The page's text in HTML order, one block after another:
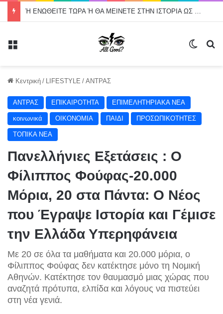
Ή ΕΝΩΘΕΙΤΕ ΤΩΡΑ Ή ΘΑ ΜΕΙΝΕΤΕ ΣΤΗΝ ΙΣΤΟΡΙΑ ΩΣ ΟΙ ΔΙΟΙΚΗΣΕΙΣ ΠΟΥ ΑΦΗΣΑΝ ΤΗ ΔΙΑΜΕΣΟΛΑΒΗΣΗ ΝΑ ΑΠΑΞΙΩΘΕΙ
Κεντρική / LIFESTYLE / ΑΝΤΡΑΣ
ΑΝΤΡΑΣ ΕΠΙΚΑΙΡΟΤΗΤΑ ΕΠΙΜΕΛΗΤΗΡΙΑΚΑ ΝΕΑ
κοινωνικά ΟΙΚΟΝΟΜΙΑ ΠΑΙΔΙ ΠΡΟΣΩΠΙΚΟΤΗΤΕΣ
ΤΟΠΙΚΑ ΝΕΑ
Πανελλήνιες Εξετάσεις : Ο
Φίλιππος Φούφας-20.000
Μόρια, 20 στα Πάντα: Ο Νέος
που Έγραψε Ιστορία και Γέμισε
την Ελλάδα Υπερηφάνεια
Με 20 σε όλα τα μαθήματα και 20.000 μόρια, ο
Φίλιππος Φούφας δεν κατέκτησε μόνο τη Νομική
Αθηνών. Κατέκτησε τον θαυμασμό μιας χώρας που
αναζητά πρότυπα, ελπίδα και λόγους να πιστεύει
στη νέα γενιά.